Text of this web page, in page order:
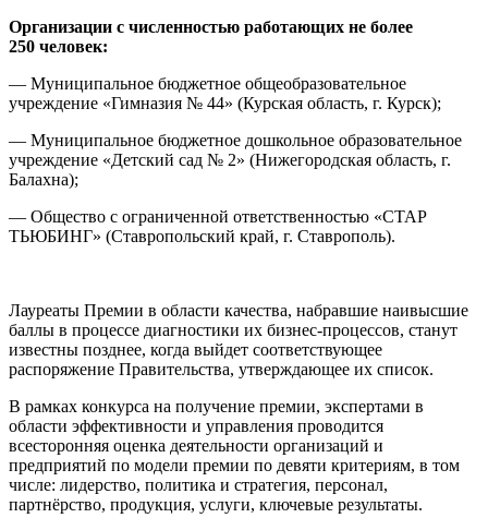
Организации с численностью работающих не более
250 человек:
— Муниципальное бюджетное общеобразовательное
учреждение «Гимназия № 44» (Курская область, г. Курск);
— Муниципальное бюджетное дошкольное образовательное
учреждение «Детский сад № 2» (Нижегородская область, г.
Балахна);
— Общество с ограниченной ответственностью «СТАР
ТЬЮБИНГ» (Ставропольский край, г. Ставрополь).
Лауреаты Премии в области качества, набравшие наивысшие
баллы в процессе диагностики их бизнес-процессов, станут
известны позднее, когда выйдет соответствующее
распоряжение Правительства, утверждающее их список.
В рамках конкурса на получение премии, экспертами в
области эффективности и управления проводится
всесторонняя оценка деятельности организаций и
предприятий по модели премии по девяти критериям, в том
числе: лидерство, политика и стратегия, персонал,
партнёрство, продукция, услуги, ключевые результаты.